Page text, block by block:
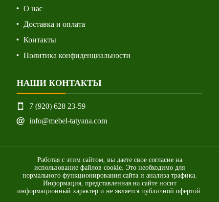
О нас
Доставка и оплата
Контакты
Политика конфиденциальности
НАШИ КОНТАКТЫ
7 (920) 628 23-59
info@mebel-tatyana.com
Работая с этим сайтом, вы даете свое согласие на
использование файлов cookie. Это необходимо для
нормального функционирования сайта и анализа трафика.
Информация, представленная на сайте носит
информационный характер и не является публичной офертой.